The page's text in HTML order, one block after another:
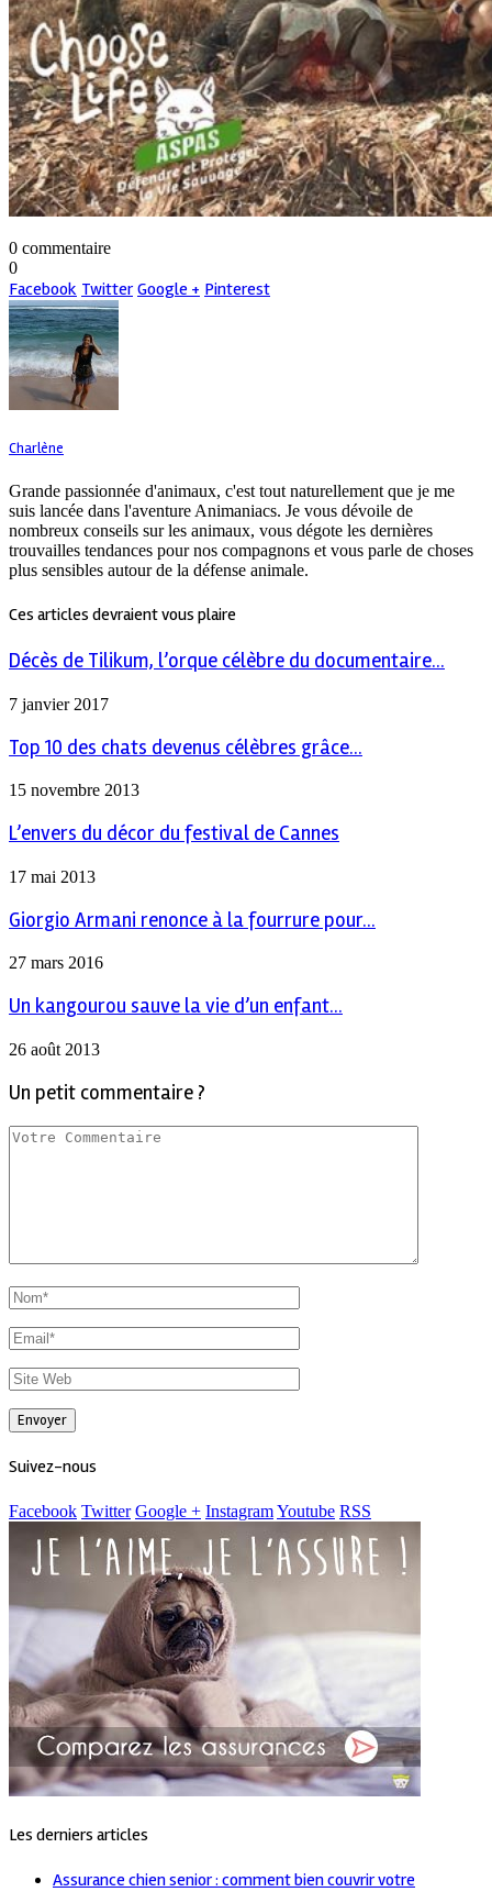
0 commentaire
0
Facebook Twitter Google + Pinterest
Charlène
Grande passionnée d'animaux, c'est tout naturellement que je me
suis lancée dans l'aventure Animaniacs. Je vous dévoile de
nombreux conseils sur les animaux, vous dégote les dernières
trouvailles tendances pour nos compagnons et vous parle de choses
plus sensibles autour de la défense animale.
Ces articles devraient vous plaire
Décès de Tilikum, l’orque célèbre du documentaire...
7 janvier 2017
Top 10 des chats devenus célèbres grâce...
15 novembre 2013
L’envers du décor du festival de Cannes
17 mai 2013
Giorgio Armani renonce à la fourrure pour...
27 mars 2016
Un kangourou sauve la vie d’un enfant...
26 août 2013
Un petit commentaire ?
Suivez-nous
Facebook Twitter Google + InstagramYoutube RSS
Les derniers articles
Assurance chien senior : comment bien couvrir votre